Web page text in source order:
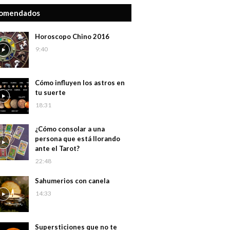
Horoscopo Chino 2016
9:40
Cómo influyen los astros en
tu suerte
18:31
¿Cómo consolar a una
persona que está llorando
ante el Tarot?
22:48
Sahumerios con canela
14:33
Supersticiones que no te